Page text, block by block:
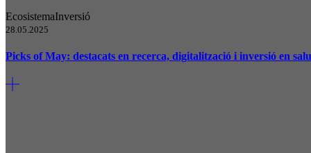
EcosistemaInversió
28.05.2025
Picks of May: destacats en recerca, digitalització i inversió en